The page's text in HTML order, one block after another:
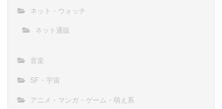
ネット・ウォッチ
ネット通販
音楽
SF・宇宙
アニメ・マンガ・ゲーム・萌え系